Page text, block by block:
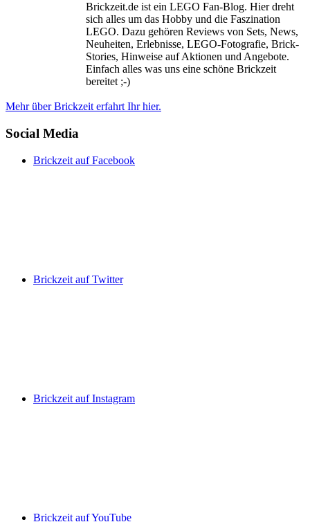
Brickzeit.de ist ein LEGO Fan-Blog. Hier dreht
sich alles um das Hobby und die Faszination
LEGO. Dazu gehören Reviews von Sets, News,
Neuheiten, Erlebnisse, LEGO-Fotografie, Brick-
Stories, Hinweise auf Aktionen und Angebote.
Einfach alles was uns eine schöne Brickzeit
bereitet ;-)
Mehr über Brickzeit erfahrt Ihr hier.
Social Media
Brickzeit auf Facebook
Brickzeit auf Twitter
Brickzeit auf Instagram
Brickzeit auf YouTube